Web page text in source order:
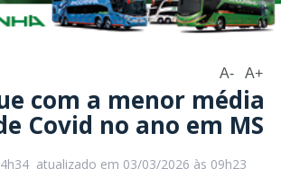
A- A+
com a menor média
Covid no ano em MS
atualizado em 03/03/2026 às 09h23